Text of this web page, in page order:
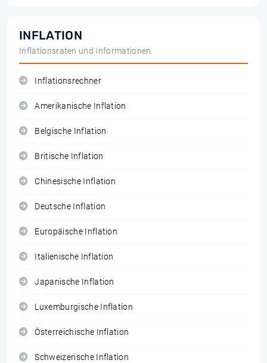
INFLATION
Inflationsraten und Informationen
Inflationsrechner
Amerikanische Inflation
Belgische Inflation
Britische Inflation
Chinesische Inflation
Deutsche Inflation
Europäische Inflation
Italienische Inflation
Japanische Inflation
Luxemburgische Inflation
Österreichische Inflation
Schweizerische Inflation